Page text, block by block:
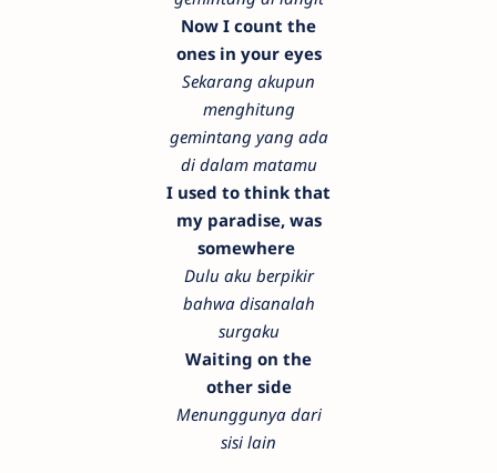
Now I count the
ones in your eyes
Sekarang akupun
menghitung
gemintang yang ada
di dalam matamu
I used to think that
my paradise, was
somewhere
Dulu aku berpikir
bahwa disanalah
surgaku
Waiting on the
other side
Menunggunya dari
sisi lain